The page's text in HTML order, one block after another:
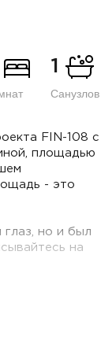
1
Санузлов
FIN-108 с
площадью
- это
но и был
на